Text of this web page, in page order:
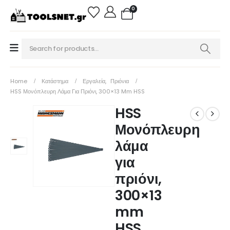
0
Home Κατάστημα Εργαλεία, Πριόνια
HSS Μονόπλευρη Λάμα Για Πριόνι, 300×13 Mm HSS
HSS
Μονόπλευρη
λάμα
για
πριόνι,
300×13
mm